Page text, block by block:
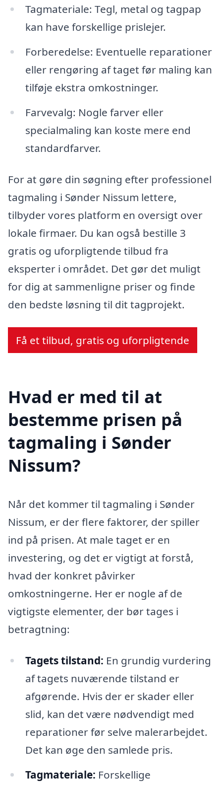
Tagmateriale: Tegl, metal og tagpap
kan have forskellige prislejer.
Forberedelse: Eventuelle reparationer
eller rengøring af taget før maling kan
tilføje ekstra omkostninger.
Farvevalg: Nogle farver eller
specialmaling kan koste mere end
standardfarver.
For at gøre din søgning efter professionel
tagmaling i Sønder Nissum lettere,
tilbyder vores platform en oversigt over
lokale firmaer. Du kan også bestille 3
gratis og uforpligtende tilbud fra
eksperter i området. Det gør det muligt
for dig at sammenligne priser og finde
den bedste løsning til dit tagprojekt.
Få et tilbud, gratis og uforpligtende
Hvad er med til at
bestemme prisen på
tagmaling i Sønder
Nissum?
Når det kommer til tagmaling i Sønder
Nissum, er der flere faktorer, der spiller
ind på prisen. At male taget er en
investering, og det er vigtigt at forstå,
hvad der konkret påvirker
omkostningerne. Her er nogle af de
vigtigste elementer, der bør tages i
betragtning:
Tagets tilstand: En grundig vurdering
af tagets nuværende tilstand er
afgørende. Hvis der er skader eller
slid, kan det være nødvendigt med
reparationer før selve malerarbejdet.
Det kan øge den samlede pris.
Tagmateriale: Forskellige